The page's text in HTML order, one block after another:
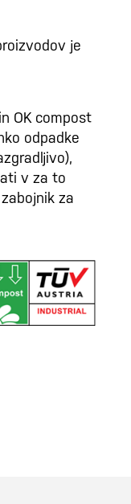
je
OK compost
odpadke
v za to
za